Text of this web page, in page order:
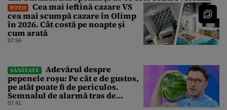
FOTO
Cea mai ieftină cazare VS
cea mai scumpă cazare în Olimp
în 2026. Cât costă pe noapte și
cum arată
07:56
SĂNĂTATE
Adevărul despre
pepenele roșu: Pe cât e de gustos,
pe atât poate fi de periculos.
Semnalul de alarmă tras de
doctorul Mihail Pautov
07:41